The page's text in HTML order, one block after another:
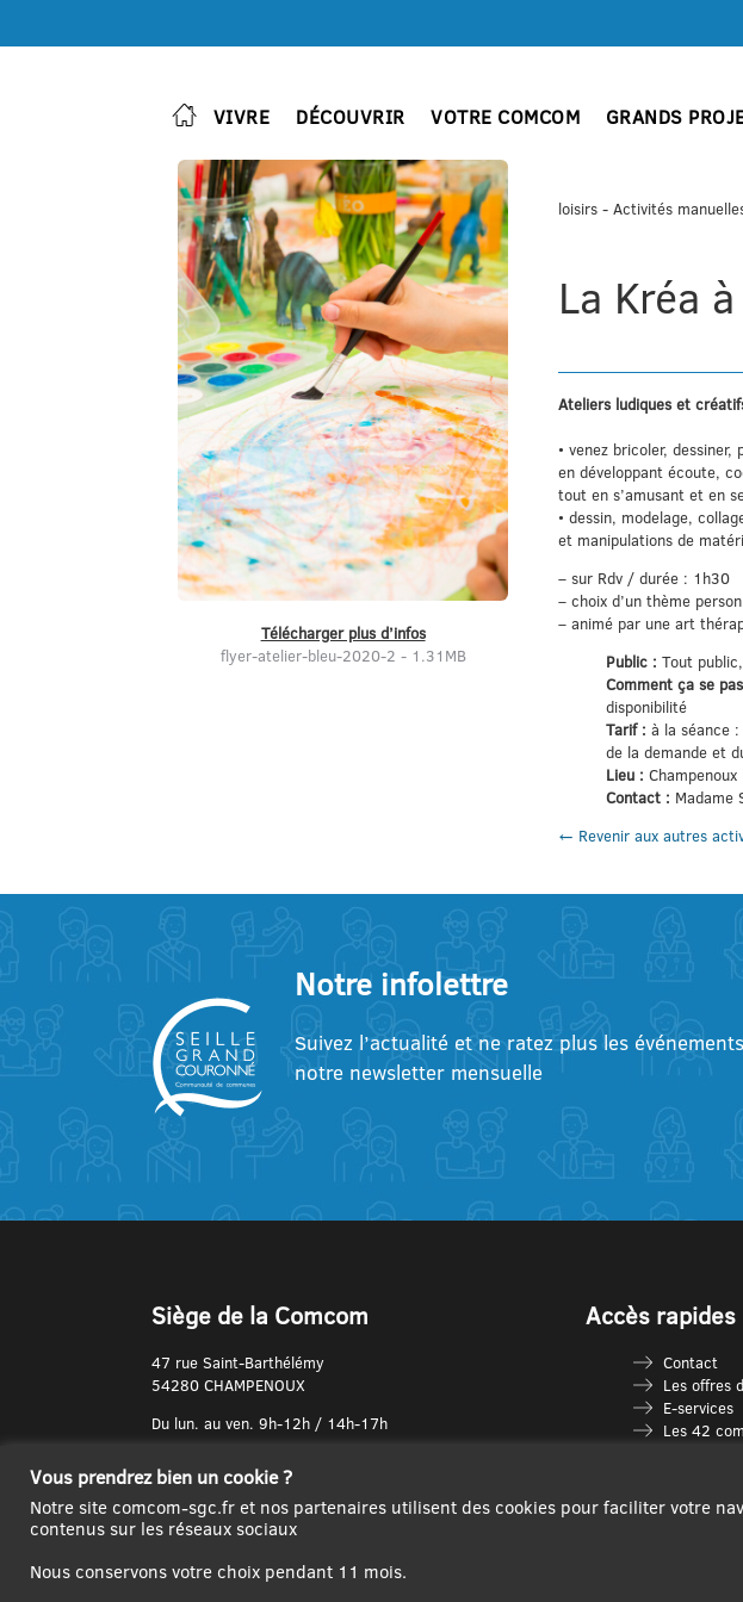
VIVRE DÉCOUVRIR VOTRE COMCOM GRANDS
Télécharger plus d’infos
flyer-atelier-bleu-2020-2 - 1.31MB
loisirs- Activités
La Kréa
Ateliers ludiques et
• venez bricoler,
en développant écoute,
tout en s’amusant et en
• dessin, modelage,
et manipulations de
– sur Rdv / durée : 1h30
– choix d’un thème
– animé par une art
Public : Tout public,
Comment ça se
disponibilité
Tarif : à la séance
de la demande et
Lieu :
Contact : Madame
← Revenir aux autres
Notre infolettre
Suivez l’actualité et ne ratez plus les
notre newsletter mensuelle
Siège de la Comcom
47 rue Saint-Barthélémy
54280 CHAMPENOUX
Du lun. au ven. 9h-12h / 14h-17h
03 83 31 74 37
Accès rapides
Contact
Les offres
E-services
Les 42
Espace
Les séniors
Vous prendrez bien un cookie ?
Notre site comcom-sgc.fr et nos partenaires utilisent des cookies pour faciliter votre
contenus sur les réseaux sociaux
Nous conservons votre choix pendant 11 mois.